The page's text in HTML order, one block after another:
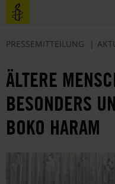
Direkt
zum
Benutzermenü
PRESSEMITTEILUNG
ÄLTERE
BESONDERS
BOKO HARAM